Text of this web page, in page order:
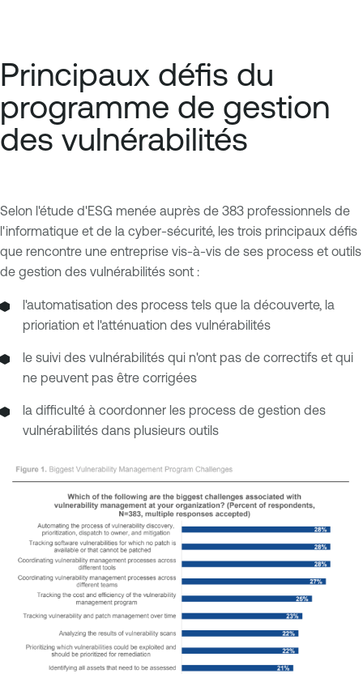
Principaux défis du
programme de gestion
des vulnérabilités
Selon l'étude d'ESG menée auprès de 383 professionnels de
l'informatique et de la cyber-sécurité, les trois principaux défis
que rencontre une entreprise vis-à-vis de ses process et outils
de gestion des vulnérabilités sont :
l'automatisation des process tels que la découverte, la
prioriation et l'atténuation des vulnérabilités
le suivi des vulnérabilités qui n'ont pas de correctifs et qui
ne peuvent pas être corrigées
la difficulté à coordonner les process de gestion des
vulnérabilités dans plusieurs outils